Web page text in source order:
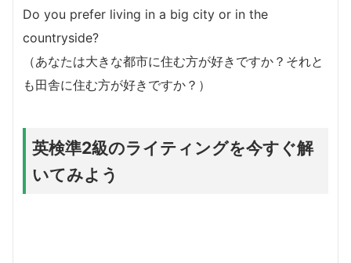
Do you prefer living in a big city or in the
countryside?
（あなたは大きな都市に住む方が好きですか？それと
も田舎に住む方が好きですか？）
英検準2級のライティングを今すぐ解
いてみよう